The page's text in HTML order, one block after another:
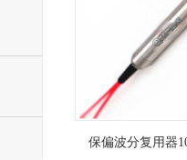
保偏波分复用器